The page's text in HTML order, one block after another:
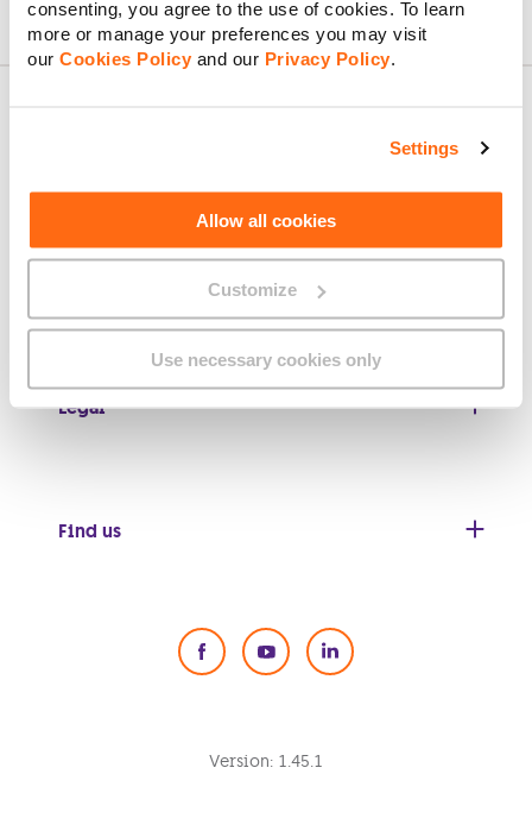
consenting, you agree to the use of cookies. To learn
more or manage your preferences you may visit
our Cookies Policy and our Privacy Policy
Settings
Allow all cookies
Customize
Use necessary cookies only
Legal
Find us
Social Media
Version: 1.45.1